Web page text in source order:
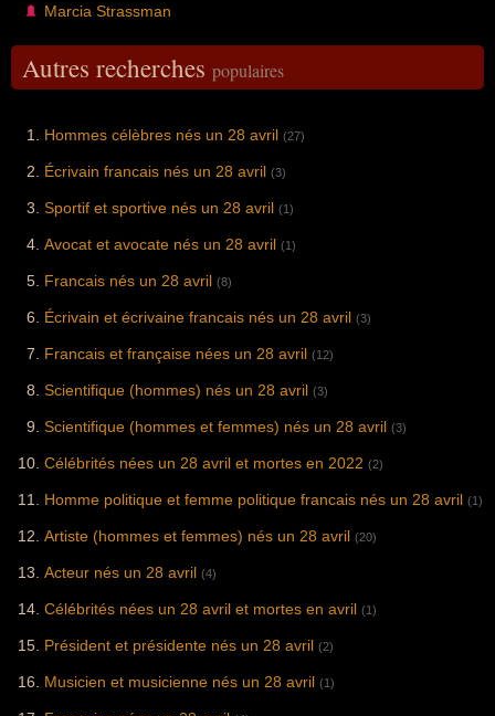
Marcia Strassman
Autres recherches populaires
Hommes célèbres nés un 28 avril (27)
Écrivain francais nés un 28 avril (3)
Sportif et sportive nés un 28 avril (1)
Avocat et avocate nés un 28 avril (1)
Francais nés un 28 avril (8)
Écrivain et écrivaine francais nés un 28 avril (3)
Francais et française nées un 28 avril (12)
Scientifique (hommes) nés un 28 avril (3)
Scientifique (hommes et femmes) nés un 28 avril (3)
Célébrités nées un 28 avril et mortes en 2022 (2)
Homme politique et femme politique francais nés un 28 avril (1)
Artiste (hommes et femmes) nés un 28 avril (20)
Acteur nés un 28 avril (4)
Célébrités nées un 28 avril et mortes en avril (1)
Président et présidente nés un 28 avril (2)
Musicien et musicienne nés un 28 avril (1)